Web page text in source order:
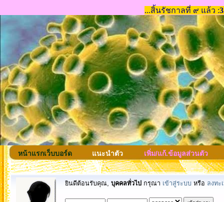
หน้าแรกเว็บบอร์ด แนะนำตัว เพิ่ม/แก้.ข้อมูลส่วนตัว
ยินดีต้อนรับคุณ, บุคคลทั่วไป กรุณา เข้าสู่ระบบ หรือ ลงทะ